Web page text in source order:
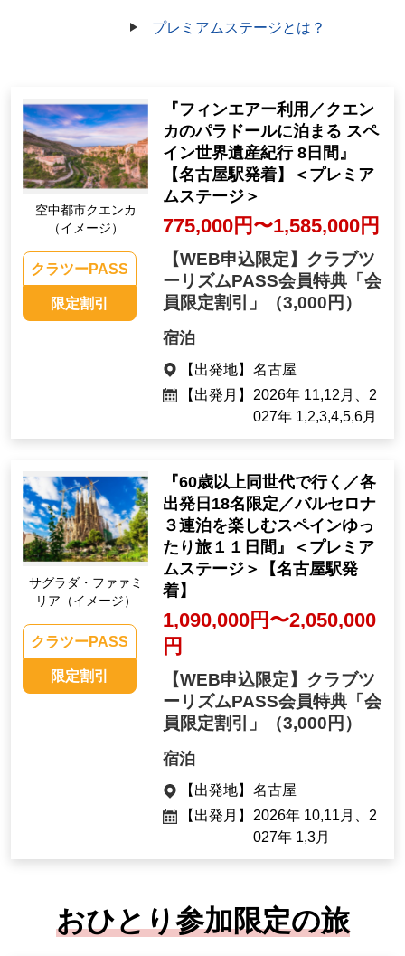
プレミアムステージとは？
空中都市クエンカ
（イメージ）
クラツーPASS
限定割引
『フィンエアー利用／クエン
カのパラドールに泊まる スペ
イン世界遺産紀行 8日間』
【名古屋駅発着】＜プレミア
ムステージ＞
775,000円〜1,585,000円
【WEB申込限定】クラブツ
ーリズムPASS会員特典「会
員限定割引」
（3,000円）
宿泊
【出発地】 名古屋
【出発月】 2026年 11,12月、2
027年 1,2,3,4,5,6月
サグラダ・ファァミ
リア（イメージ）
クラツーPASS
限定割引
『60歳以上同世代で行く／各
出発日18名限定／バルセロナ
３連泊を楽しむスペインゆっ
たり旅１１日間』＜プレミア
ムステージ＞【名古屋駅発
着】
1,090,000円〜2,050,000
円
【WEB申込限定】クラブツ
ーリズムPASS会員特典「会
員限定割引」
（3,000円）
宿泊
【出発地】 名古屋
【出発月】 2026年 10,11月、2
027年 1,3月
おひとり参加限定の旅